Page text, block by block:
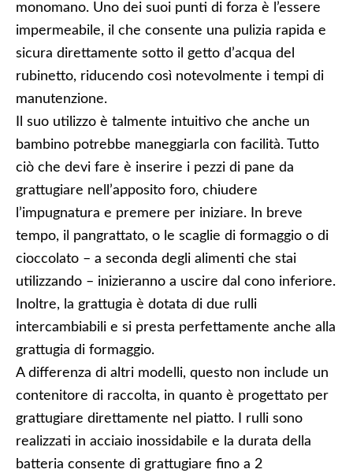
monomano. Uno dei suoi punti di forza è l’essere
impermeabile, il che consente una pulizia rapida e
sicura direttamente sotto il getto d’acqua del
rubinetto, riducendo così notevolmente i tempi di
manutenzione.
Il suo utilizzo è talmente intuitivo che anche un
bambino potrebbe maneggiarla con facilità. Tutto
ciò che devi fare è inserire i pezzi di pane da
grattugiare nell’apposito foro, chiudere
l’impugnatura e premere per iniziare. In breve
tempo, il pangrattato, o le scaglie di formaggio o di
cioccolato – a seconda degli alimenti che stai
utilizzando – inizieranno a uscire dal cono inferiore.
Inoltre, la grattugia è dotata di due rulli
intercambiabili e si presta perfettamente anche alla
grattugia di formaggio.
A differenza di altri modelli, questo non include un
contenitore di raccolta, in quanto è progettato per
grattugiare direttamente nel piatto. I rulli sono
realizzati in acciaio inossidabile e la durata della
batteria consente di grattugiare fino a 2